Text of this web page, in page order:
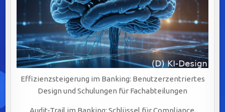
Effizienzsteigerung im Banking: Benutzerzentriertes
Design und Schulungen für Fachabteilungen